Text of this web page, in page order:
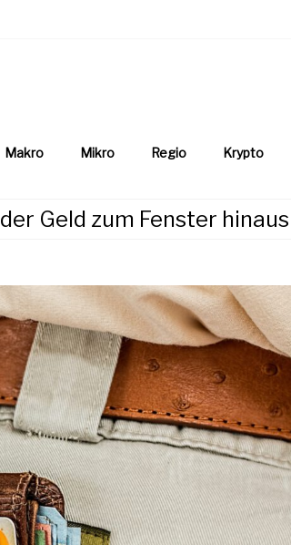
Makro Mikro Regio Krypto
Geld zum Fenster hinaus